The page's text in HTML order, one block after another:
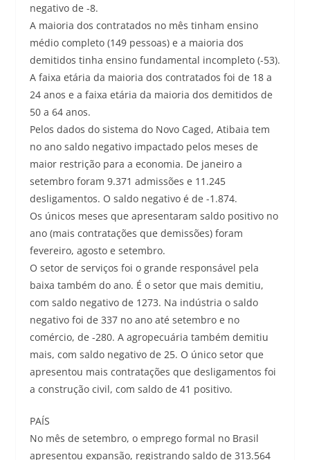
negativo de -8.
A maioria dos contratados no mês tinham ensino
médio completo (149 pessoas) e a maioria dos
demitidos tinha ensino fundamental incompleto (-53).
A faixa etária da maioria dos contratados foi de 18 a
24 anos e a faixa etária da maioria dos demitidos de
50 a 64 anos.
Pelos dados do sistema do Novo Caged, Atibaia tem
no ano saldo negativo impactado pelos meses de
maior restrição para a economia. De janeiro a
setembro foram 9.371 admissões e 11.245
desligamentos. O saldo negativo é de -1.874.
Os únicos meses que apresentaram saldo positivo no
ano (mais contratações que demissões) foram
fevereiro, agosto e setembro.
O setor de serviços foi o grande responsável pela
baixa também do ano. É o setor que mais demitiu,
com saldo negativo de 1273. Na indústria o saldo
negativo foi de 337 no ano até setembro e no
comércio, de -280. A agropecuária também demitiu
mais, com saldo negativo de 25. O único setor que
apresentou mais contratações que desligamentos foi
a construção civil, com saldo de 41 positivo.
PAÍS
No mês de setembro, o emprego formal no Brasil
apresentou expansão, registrando saldo de 313.564